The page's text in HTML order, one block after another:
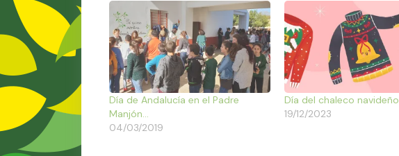
Día de Andalucía en el Padre
Manjón…
04/03/2019
Día del chaleco navideño
19/12/2023